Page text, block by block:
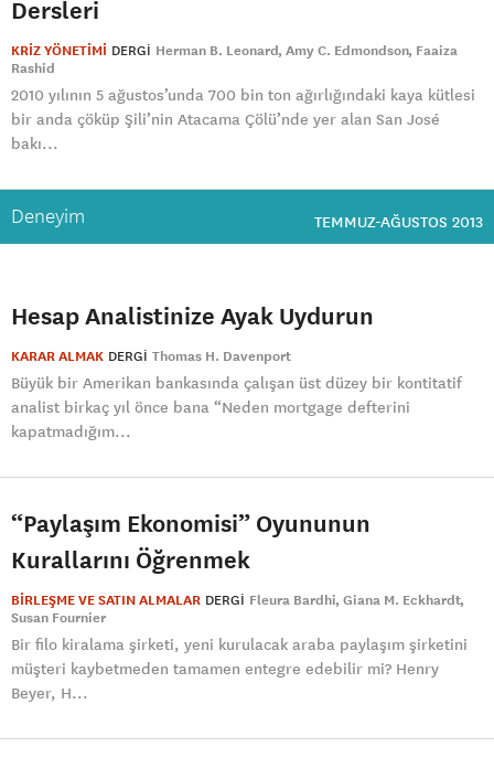
Dersleri
KRİZ YÖNETİMİ DERGI Herman B. Leonard Amy C. Edmondson Faaiza
Rashid
2010 yılının 5 ağustos’unda 700 bin ton ağırlığındaki kaya kütlesi
bir anda çöküp Şili’nin Atacama Çölü’nde yer alan San José
bakı...
Deneyim TEMMUZ-AĞUSTOS 2013
Hesap Analistinize Ayak Uydurun
KARAR ALMAK DERGI Thomas H. Davenport
Büyük bir Amerikan bankasında çalışan üst düzey bir kontitatif
analist birkaç yıl önce bana “Neden mortgage defterini
kapatmadığım...
“Paylaşım Ekonomisi” Oyununun
Kurallarını Öğrenmek
BİRLEŞME VE SATIN ALMALAR DERGI Fleura Bardhi Giana M. Eckhardt
Susan Fournier
Bir filo kiralama şirketi, yeni kurulacak araba paylaşım şirketini
müşteri kaybetmeden tamamen entegre edebilir mi? Henry
Beyer, H...